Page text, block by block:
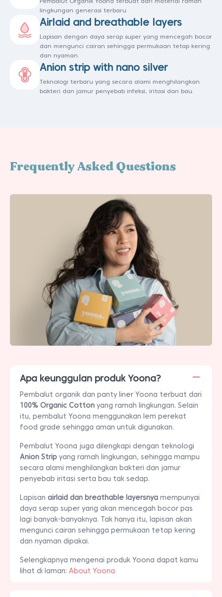
lingkungan generasi terbaru
Airlaid and breathable layers
Lapisan dengan daya serap super yang mencegah bocor
dan mengunci cairan sehingga permukaan tetap kering
dan nyaman.
Anion strip with nano silver
Teknologi terbaru yang secara alami menghilangkan
bakteri dan jamur penyebab infeksi, iritasi dan bau.
Frequently Asked Questions
Apa keunggulan produk Yoona?
Pembalut organik dan panty liner Yoona terbuat dari
100% Organic Cotton yang ramah lingkungan. Selain
itu, pembalut Yoona menggunakan lem perekat
food grade sehingga aman untuk digunakan.
Pembalut Yoona juga dilengkapi dengan teknologi
Anion Strip yang ramah lingkungan, sehingga mampu
secara alami menghilangkan bakteri dan jamur
penyebab iritasi serta bau tak sedap.
Lapisan airlaid dan breathable layersnya mempunyai
daya serap super yang akan mencegah bocor pas
lagi banyak-banyaknya. Tak hanya itu, lapisan akan
mengunci cairan sehingga permukaan tetap kering
dan nyaman dipakai.
Selengkapnya mengenai produk Yoona dapat kamu
lihat di laman: About Yoona